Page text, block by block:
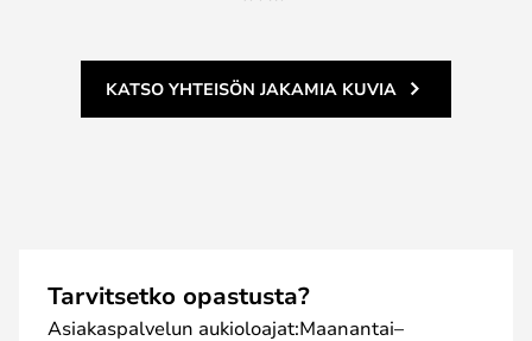
KATSO YHTEISÖN JAKAMIA KUVIA
Tarvitsetko opastusta?
Asiakaspalvelun aukioloajat:Maanantai–